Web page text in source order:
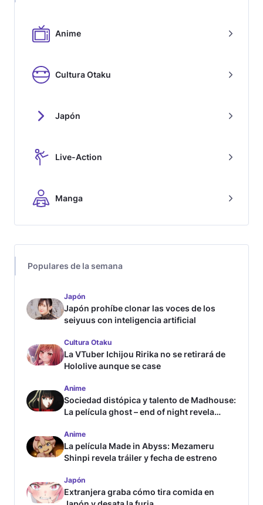
Anime
Cultura Otaku
Japón
Live-Action
Manga
Populares de la semana
Japón
Japón prohíbe clonar las voces de los
seiyuus con inteligencia artificial
Cultura Otaku
La VTuber Ichijou Ririka no se retirará de
Hololive aunque se case
Anime
Sociedad distópica y talento de Madhouse:
La película ghost – end of night revela
Anime
La película Made in Abyss: Mezameru
Shinpi revela tráiler y fecha de estreno
Japón
Extranjera graba cómo tira comida en